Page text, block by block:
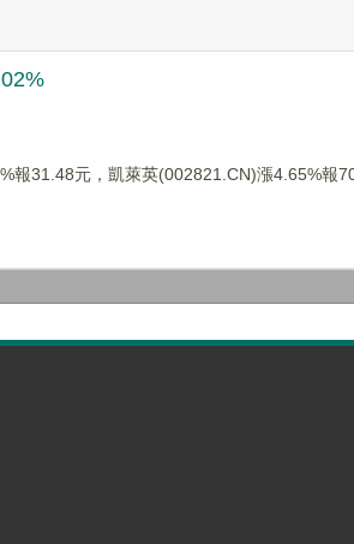
報31.48元，凱萊英(002821.CN)漲4.65%報